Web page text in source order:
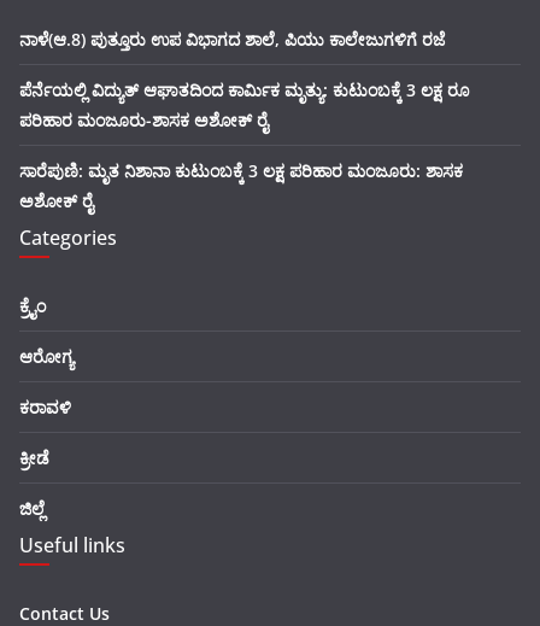
ನಾಳೆ(ಆ.8) ಪುತ್ತೂರು ಉಪ ವಿಭಾಗದ ಶಾಲೆ, ಪಿಯು ಕಾಲೇಜುಗಳಿಗೆ ರಜೆ
ಪೆರ್ನೆಯಲ್ಲಿ ವಿದ್ಯುತ್ ಆಘಾತದಿಂದ ಕಾರ್ಮಿಕ ಮೃತ್ಯು: ಕುಟುಂಬಕ್ಕೆ 3 ಲಕ್ಷ ರೂ
ಪರಿಹಾರ ಮಂಜೂರು-ಶಾಸಕ ಅಶೋಕ್ ರೈ
ಸಾರೆಪುಣಿ: ಮೃತ ನಿಶಾನಾ ಕುಟುಂಬಕ್ಕೆ 3 ಲಕ್ಷ ಪರಿಹಾರ ಮಂಜೂರು: ಶಾಸಕ
ಅಶೋಕ್ ರೈ
Categories
ಕ್ರೈಂ
ಆರೋಗ್ಯ
ಕರಾವಳಿ
ಕ್ರೀಡೆ
ಜಿಲ್ಲೆ
Useful links
Contact Us